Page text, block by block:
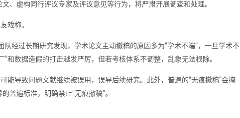
、虚构同行评议专家及评议意见等行为，将严肃开展调查和处理。
戏称。
经过长期研究发现，学术论文主动撤稿的原因多为“学术不端”，一旦学术不
和数据造假的打击越发严厉，但若考核体系不调整，乱象无法根除。
能导致问题文献继续被误用，误导后续研究。此外，普遍的“无痕撤稿”会掩
普遍标准，明确禁止“无痕撤稿”。